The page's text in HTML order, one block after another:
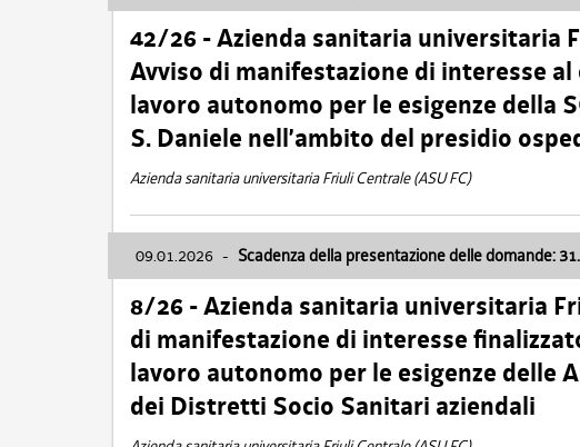
42/26 - Azienda sanitaria universitaria
Avviso di manifestazione di interesse
lavoro autonomo per le esigenze della
S. Daniele nell’ambito del presidio
Azienda sanitaria universitaria Friuli Centrale (ASU FC)
09.01.2026 - Scadenza della presentazione delle domande:
8/26 - Azienda sanitaria universitaria
di manifestazione di interesse
lavoro autonomo per le esigenze delle
dei Distretti Socio Sanitari aziendali